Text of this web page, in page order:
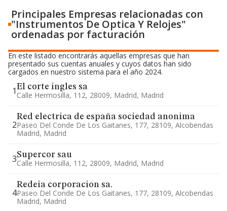
Principales Empresas relacionadas con
"Instrumentos De Optica Y Relojes"
ordenadas por facturación
En este listado encontrarás aquellas empresas que han
presentado sus cuentas anuales y cuyos datos han sido
cargados en nuestro sistema para el año 2024.
1El corte ingles sa
Calle Hermosilla, 112, 28009, Madrid, Madrid
2
Red electrica de españa sociedad anonima
Paseo Del Conde De Los Gaitanes, 177, 28109, Alcobendas
Madrid, Madrid
3Supercor sau
Calle Hermosilla, 112, 28009, Madrid, Madrid
4
Redeia corporacion sa.
Paseo Del Conde De Los Gaitanes, 177, 28109, Alcobendas
Madrid, Madrid